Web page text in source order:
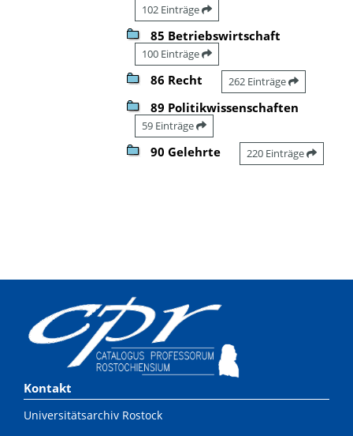
102 Einträge
85 Betriebswirtschaft
100 Einträge
86 Recht 262 Einträge
89 Politikwissenschaften
59 Einträge
90 Gelehrte 220 Einträge
Kontakt
Universitätsarchiv Rostock